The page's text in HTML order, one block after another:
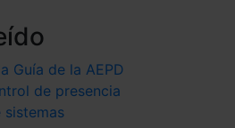
Guía de la AEPD
de presencia
sistemas